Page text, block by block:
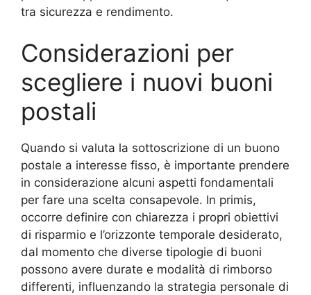
tra sicurezza e rendimento.
Considerazioni per
scegliere i nuovi buoni
postali
Quando si valuta la sottoscrizione di un buono
postale a interesse fisso, è importante prendere
in considerazione alcuni aspetti fondamentali
per fare una scelta consapevole. In primis,
occorre definire con chiarezza i propri obiettivi
di risparmio e l’orizzonte temporale desiderato,
dal momento che diverse tipologie di buoni
possono avere durate e modalità di rimborso
differenti, influenzando la strategia personale di